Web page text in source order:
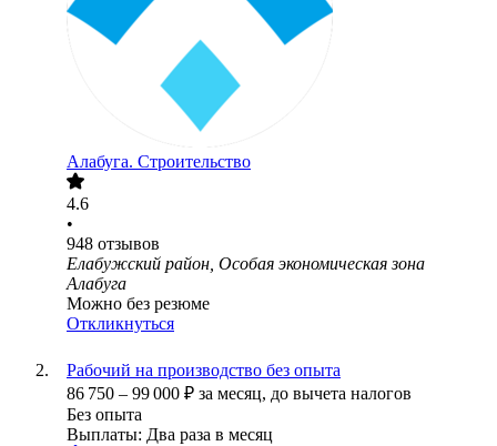
Алабуга. Строительство
4.6
•
948 отзывов
Елабужский район, Особая экономическая зона
Алабуга
Можно без резюме
Откликнуться
Рабочий на производство без опыта
86 750 – 99 000 ₽ за месяц, до вычета налогов
Без опыта
Выплаты: Два раза в месяц